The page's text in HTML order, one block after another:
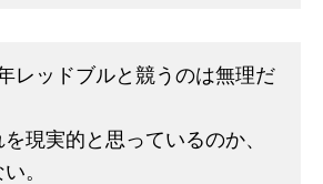
レッドブルと競うのは無理だ
現実的と思っているのか、
。